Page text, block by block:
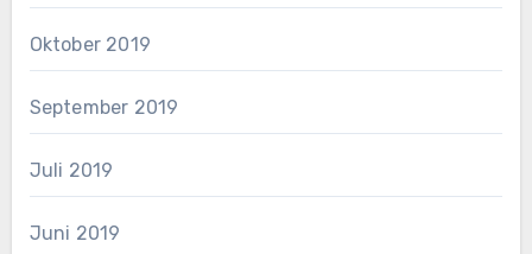
Oktober 2019
September 2019
Juli 2019
Juni 2019